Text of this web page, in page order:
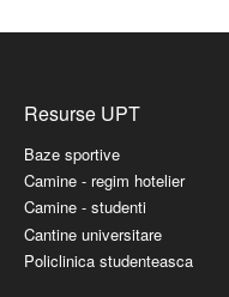
Resurse UPT
Baze sportive
Camine - regim hotelier
Camine - studenti
Cantine universitare
Policlinica studenteasca